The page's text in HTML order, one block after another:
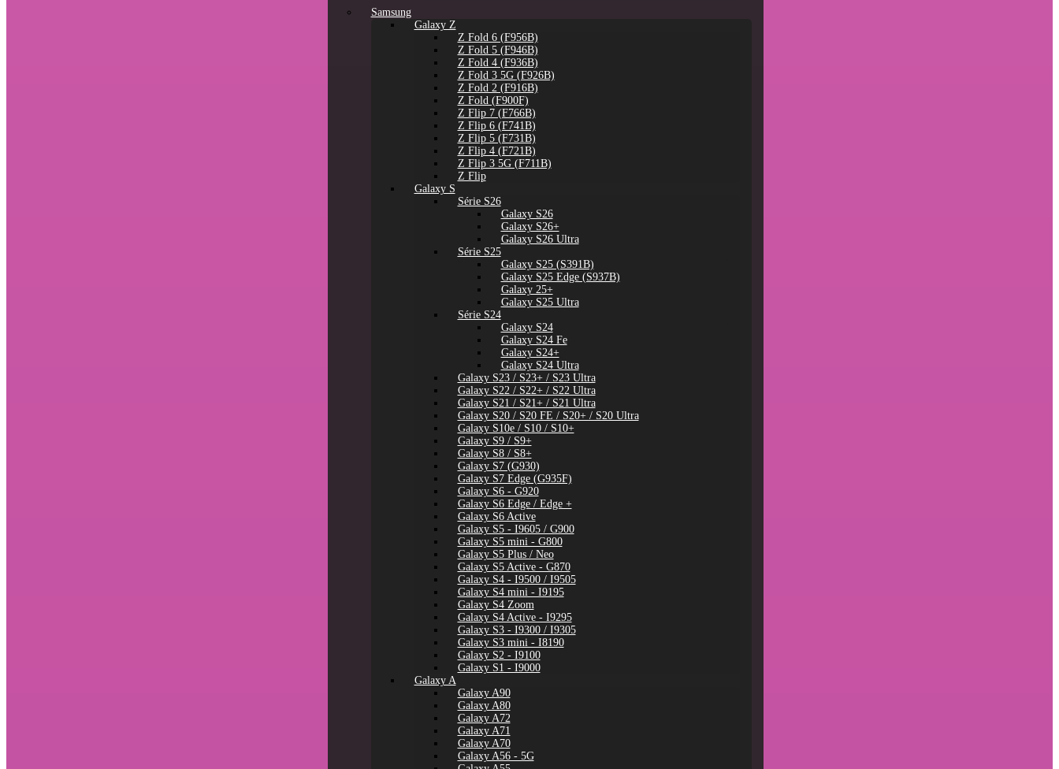
Samsung
Galaxy Z
Z Fold 6 (F956B)
Z Fold 5 (F946B)
Z Fold 4 (F936B)
Z Fold 3 5G (F926B)
Z Fold 2 (F916B)
Z Fold (F900F)
Z Flip 7 (F766B)
Z Flip 6 (F741B)
Z Flip 5 (F731B)
Z Flip 4 (F721B)
Z Flip 3 5G (F711B)
Z Flip
Galaxy S
Série S26
Galaxy S26
Galaxy S26+
Galaxy S26 Ultra
Série S25
Galaxy S25 (S391B)
Galaxy S25 Edge (S937B)
Galaxy 25+
Galaxy S25 Ultra
Série S24
Galaxy S24
Galaxy S24 Fe
Galaxy S24+
Galaxy S24 Ultra
Galaxy S23 / S23+ / S23 Ultra
Galaxy S22 / S22+ / S22 Ultra
Galaxy S21 / S21+ / S21 Ultra
Galaxy S20 / S20 FE / S20+ / S20 Ultra
Galaxy S10e / S10 / S10+
Galaxy S9 / S9+
Galaxy S8 / S8+
Galaxy S7 (G930)
Galaxy S7 Edge (G935F)
Galaxy S6 - G920
Galaxy S6 Edge / Edge +
Galaxy S6 Active
Galaxy S5 - I9605 / G900
Galaxy S5 mini - G800
Galaxy S5 Plus / Neo
Galaxy S5 Active - G870
Galaxy S4 - I9500 / I9505
Galaxy S4 mini - I9195
Galaxy S4 Zoom
Galaxy S4 Active - I9295
Galaxy S3 - I9300 / I9305
Galaxy S3 mini - I8190
Galaxy S2 - I9100
Galaxy S1 - I9000
Galaxy A
Galaxy A90
Galaxy A80
Galaxy A72
Galaxy A71
Galaxy A70
Galaxy A56 - 5G